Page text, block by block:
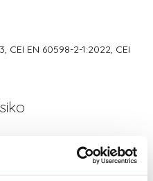
CEI EN 60598-2-1:2022, CEI
GRUPPE, in
CEI EN 62471:2010-01, IEC TR